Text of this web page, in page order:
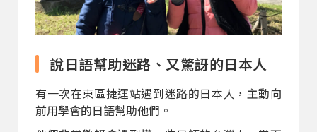
說日語幫助迷路、又驚訝的日本人
有一次在東區捷運站遇到迷路的日本人，主動向
前用學會的日語幫助他們。